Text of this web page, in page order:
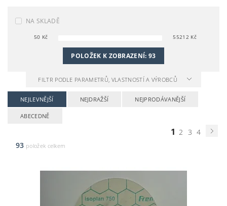
NA SKLADĚ
50 Kč 55212 Kč
POLOŽEK K ZOBRAZENÍ:93
FILTR PODLE PARAMETRŮ, VLASTNOSTÍ A VÝROBCŮ
NEJLEVNĚJŠÍ NEJDRAŽŠÍ NEJPRODÁVANĚJŠÍ
ABECEDNĚ
1 2 3 4
93 položek celkem